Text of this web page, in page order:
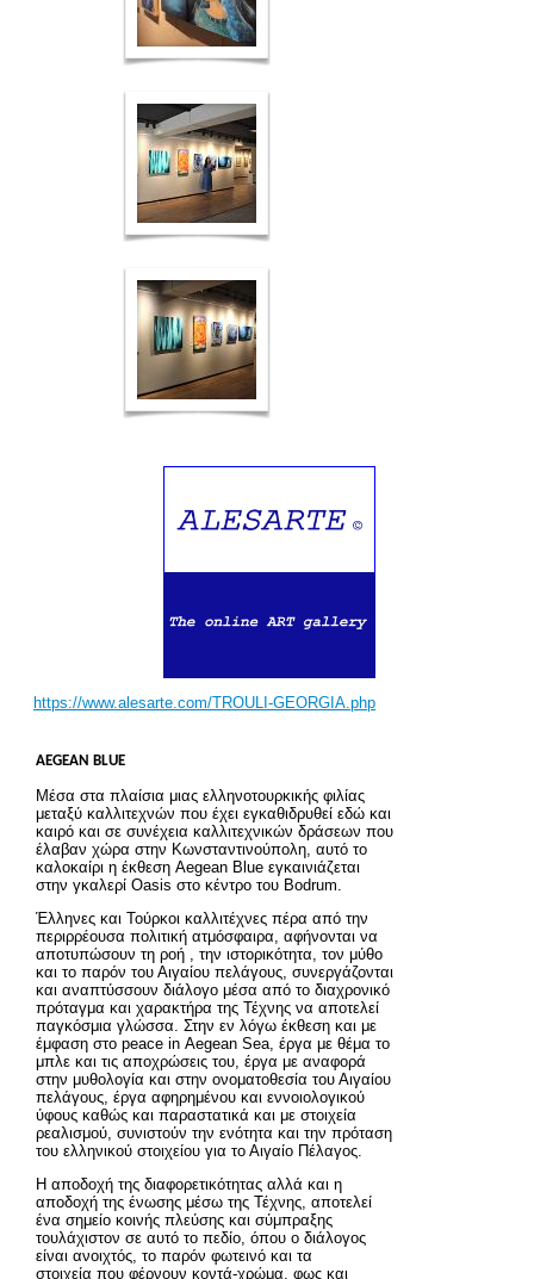
https://www.alesarte.com/TROULI-GEORGIA.php
AEGEAN BLUE
Μέσα στα πλαίσια μιας ελληνοτουρκικής φιλίας
μεταξύ καλλιτεχνών που έχει εγκαθιδρυθεί εδώ και
καιρό και σε συνέχεια καλλιτεχνικών δράσεων που
έλαβαν χώρα στην Κωνσταντινούπολη, αυτό το
καλοκαίρι η έκθεση Aegean Blue εγκαινιάζεται
στην γκαλερί Oasis στο κέντρο του Bodrum
Έλληνες και Τούρκοι καλλιτέχνες πέρα από την
περιρρέουσα πολιτική ατμόσφαιρα, αφήνονται να
αποτυπώσουν τη ροή , την ιστορικότητα, τον μύθο
και το παρόν του Αιγαίου πελάγους, συνεργάζονται
και αναπτύσσουν διάλογο μέσα από το διαχρονικό
πρόταγμα και χαρακτήρα της Τέχνης να αποτελεί
παγκόσμια γλώσσα. Στην εν λόγω έκθεση και με
έμφαση στο peace in Αegean Sea , έργα με θέμα το
μπλε και τις αποχρώσεις του, έργα με αναφορά
στην μυθολογία και στην ονοματοθεσία του Αιγαίου
πελάγους, έργα αφηρημένου και εννοιολογικού
ύφους καθώς και παραστατικά και με στοιχεία
ρεαλισμού, συνιστούν την ενότητα και την πρόταση
του ελληνικού στοιχείου για το Αιγαίο Πέλαγος.
Η αποδοχή της διαφορετικότητας αλλά και η
αποδοχή της ένωσης μέσω της Τέχνης, αποτελεί
ένα σημείο κοινής πλεύσης και σύμπραξης
τουλάχιστον σε αυτό το πεδίο, όπου ο διάλογος
είναι ανοιχτός, το παρόν φωτεινό και τα
στοιχεία που φέρνουν κοντά-χρώμα, φως και